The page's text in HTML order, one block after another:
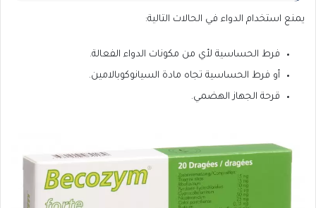
يمنع استخدام الدواء في الحالات التالية:
فرط الحساسية لأي من مكونات الدواء الفعالة.
أو فرط الحساسية تجاه مادة السيانوكوبالامين.
قرحة الجهاز الهضمي.